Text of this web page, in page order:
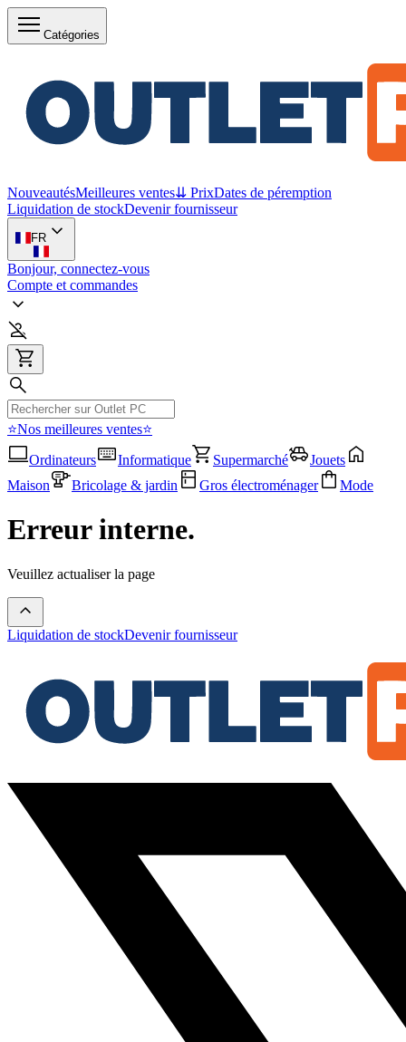
Catégories
NouveautésMeilleures ventes⇊ PrixDates de péremption
Liquidation de stockDevenir fournisseur
FR
Bonjour, connectez-vous
Compte et commandes
⭐Nos meilleures ventes⭐
Ordinateurs
Informatique Supermarché
Jouets
Maison
Bricolage & jardin Gros électroménager Mode
Erreur interne.
Veuillez actualiser la page
Liquidation de stockDevenir fournisseur